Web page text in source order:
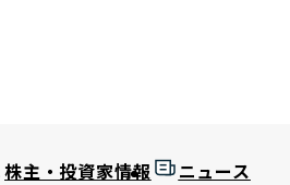
株主・投資家情報 ニュース